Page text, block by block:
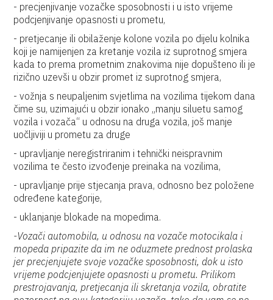
- precjenjivanje vozačke sposobnosti i u isto vrijeme
podcjenjivanje opasnosti u prometu,
- pretjecanje ili obilaženje kolone vozila po dijelu kolnika
koji je namijenjen za kretanje vozila iz suprotnog smjera
kada to prema prometnim znakovima nije dopušteno ili je
rizično uzevši u obzir promet iz suprotnog smjera,
- vožnja s neupaljenim svjetlima na vozilima tijekom dana
čime su, uzimajući u obzir ionako „manju siluetu samog
vozila i vozača“ u odnosu na druga vozila, još manje
uočljiviji u prometu za druge
- upravljanje neregistriranim i tehnički neispravnim
vozilima te često izvođenje preinaka na vozilima,
- upravljanje prije stjecanja prava, odnosno bez položene
određene kategorije,
- uklanjanje blokade na mopedima.
-Vozači automobila, u odnosu na vozače motocikala i
mopeda pripazite da im ne oduzmete prednost prolaska
jer precjenjujete svoje vozačke sposobnosti, dok u isto
vrijeme podcjenjujete opasnosti u prometu. Prilikom
prestrojavanja, pretjecanja ili skretanja vozila, obratite